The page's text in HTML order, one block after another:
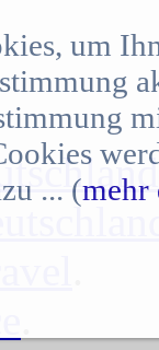
um
... (mehr